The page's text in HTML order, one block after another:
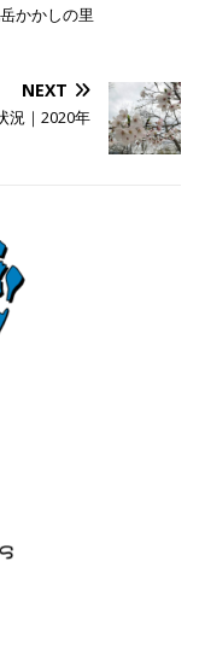
かかしの里
NEXT
況｜2020年